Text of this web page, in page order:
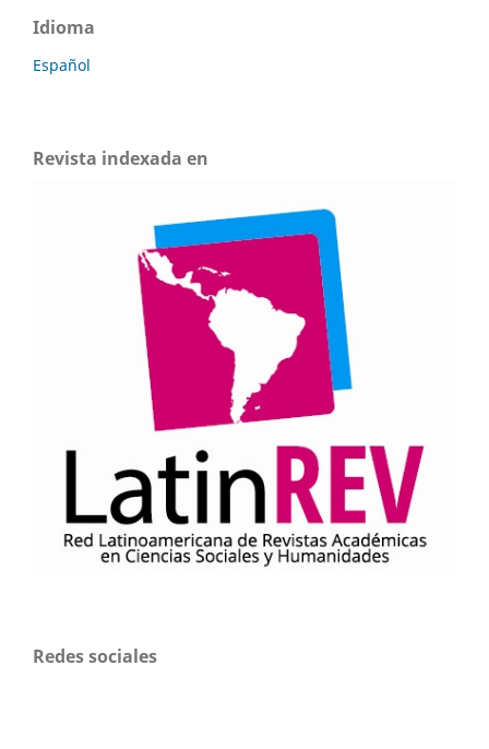
Idioma
Español
Revista indexada en
Redes sociales